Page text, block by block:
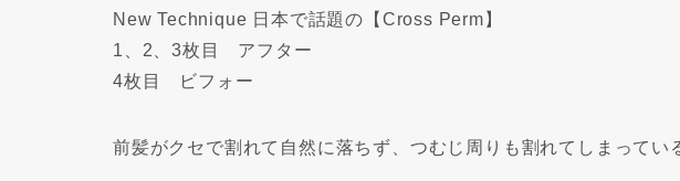
New Technique 日本で話題の【Cross Perm】
1、2、3枚目 アフター
4枚目 ビフォー
前髪がクセで割れて自然に落ちず、つむじ周りも割れてしまってい